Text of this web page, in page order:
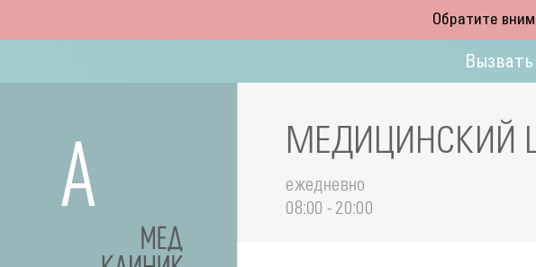
Обратите
МЕДИЦИНСКИЙ
ежедневно
08:00 - 20:00